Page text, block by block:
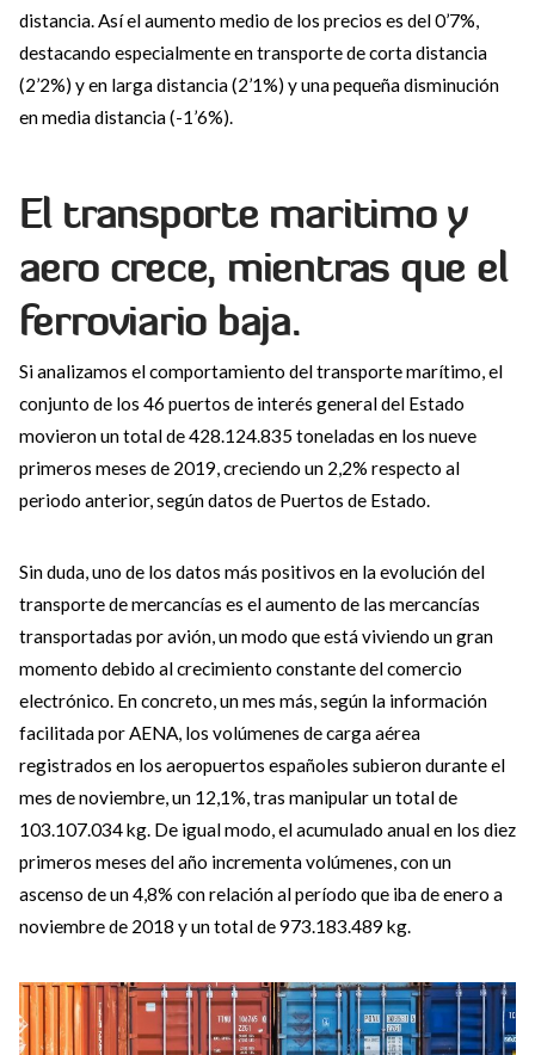
distancia. Así el aumento medio de los precios es del 0’7%,
destacando especialmente en transporte de corta distancia
(2’2%) y en larga distancia (2’1%) y una pequeña disminución
en media distancia (-1’6%).
El transporte maritimo y
aero crece, mientras que el
ferroviario baja.
Si analizamos el comportamiento del transporte marítimo, el
conjunto de los 46 puertos de interés general del Estado
movieron un total de 428.124.835 toneladas en los nueve
primeros meses de 2019, creciendo un 2,2% respecto al
periodo anterior, según datos de Puertos de Estado.
Sin duda, uno de los datos más positivos en la evolución del
transporte de mercancías es el aumento de las mercancías
transportadas por avión, un modo que está viviendo un gran
momento debido al crecimiento constante del comercio
electrónico. En concreto, un mes más, según la información
facilitada por AENA, los volúmenes de carga aérea
registrados en los aeropuertos españoles subieron durante el
mes de noviembre, un 12,1%, tras manipular un total de
103.107.034 kg. De igual modo, el acumulado anual en los diez
primeros meses del año incrementa volúmenes, con un
ascenso de un 4,8% con relación al período que iba de enero a
noviembre de 2018 y un total de 973.183.489 kg.